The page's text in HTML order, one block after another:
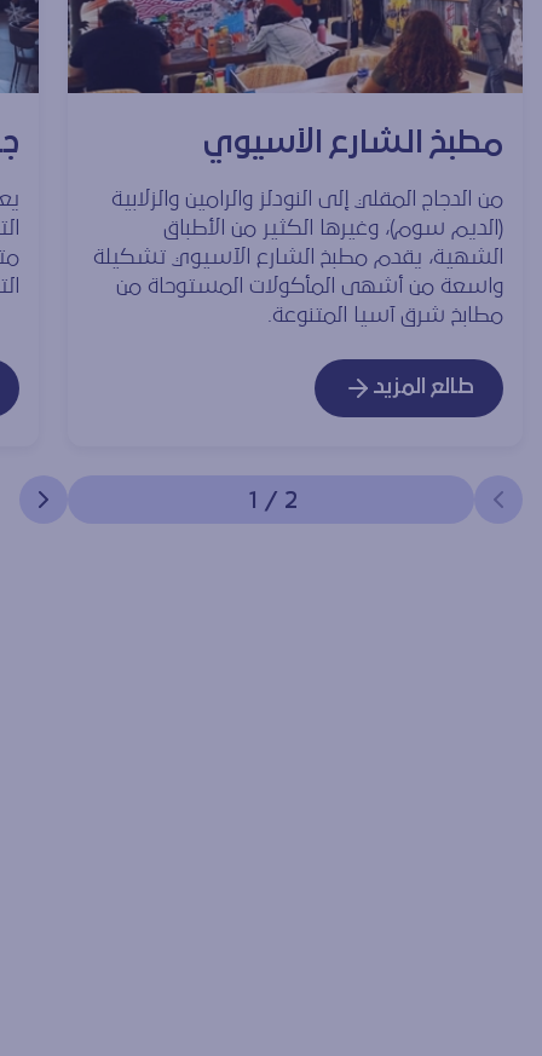
مطبخ الشارع الآسيوي
من الدجاج المقلي إلى النودلز والرامين والزلابية
(الديم سوم)، وغيرها الكثير من الأطباق
الشهية، يقدم مطبخ الشارع الآسيوي تشكيلة
واسعة من أشهى المأكولات المستوحاة من
مطابخ شرق آسيا المتنوعة.
طالع المزيد
1 / 2